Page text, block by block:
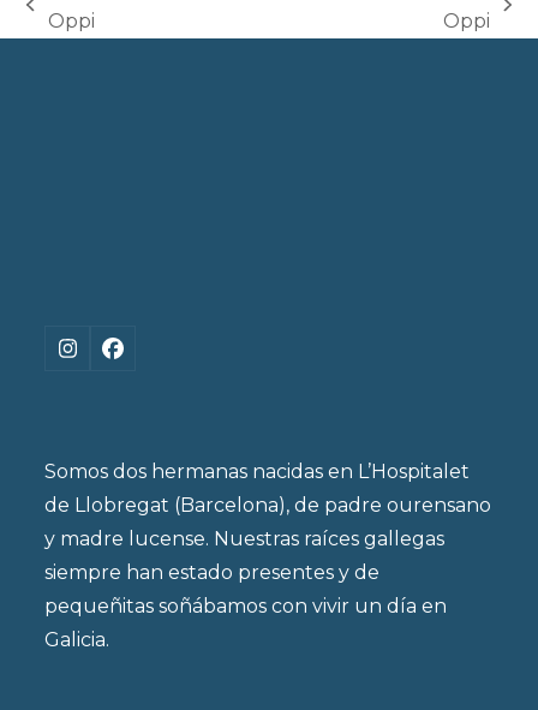
previous
Oppi
Oppi
Instagram
Facebook
Somos dos hermanas nacidas en L’Hospitalet
de Llobregat (Barcelona), de padre ourensano
y madre lucense. Nuestras raíces gallegas
siempre han estado presentes y de
pequeñitas soñábamos con vivir un día en
Galicia.